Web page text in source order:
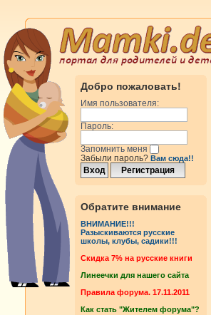
Добро пожаловать!
Имя пользователя:
Пароль:
Запомнить меня
Забыли пароль? Вам сюда!!
Обратите внимание
ВНИМАНИЕ!!!
Разыскиваются русские
школы, клубы, садики!!!
Cкидка 7% на русские книги
Линеечки для нашего сайта
Правила форума. 17.11.2011
Как стать "Жителем форума"?